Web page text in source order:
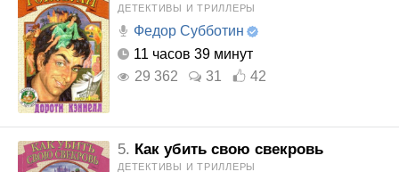
ДЕТЕКТИВЫ И ТРИЛЛЕРЫ
Федор Субботин
11 часов 39 минут
29 362
31 42
5. Как убить свою свекровь
ДЕТЕКТИВЫ И ТРИЛЛЕРЫ